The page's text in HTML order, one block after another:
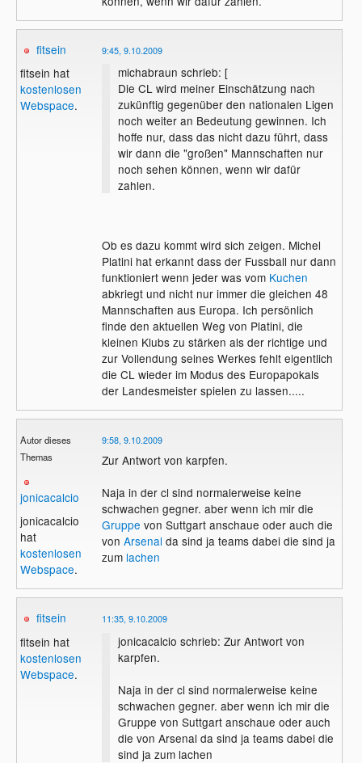
fitsein
fitsein hat
kostenlosen
Webspace.
9:45, 9.10.2009
michabraun schrieb: [
Die CL wird meiner Einschätzung nach
zukünftig gegenüber den nationalen Ligen
noch weiter an Bedeutung gewinnen. Ich
hoffe nur, dass das nicht dazu führt, dass
wir dann die "großen" Mannschaften nur
noch sehen können, wenn wir dafür
zahlen.
Ob es dazu kommt wird sich zeigen. Michel
Platini hat erkannt dass der Fussball nur dann
funktioniert wenn jeder was vom Kuchen
abkriegt und nicht nur immer die gleichen 48
Mannschaften aus Europa. Ich persönlich
finde den aktuellen Weg von Platini, die
kleinen Klubs zu stärken als der richtige und
zur Vollendung seines Werkes fehlt eigentlich
die CL wieder im Modus des Europapokals
der Landesmeister spielen zu lassen.....
Autor dieses
Themas
jonicacalcio
jonicacalcio
hat
kostenlosen
Webspace.
9:58, 9.10.2009
Zur Antwort von karpfen.
Naja in der cl sind normalerweise keine
schwachen gegner. aber wenn ich mir die
Gruppe von Suttgart anschaue oder auch die
von Arsenal da sind ja teams dabei die sind ja
zum lachen
fitsein
fitsein hat
kostenlosen
Webspace.
11:35, 9.10.2009
jonicacalcio schrieb: Zur Antwort von
karpfen.
Naja in der cl sind normalerweise keine
schwachen gegner. aber wenn ich mir die
Gruppe von Suttgart anschaue oder auch
die von Arsenal da sind ja teams dabei die
sind ja zum lachen